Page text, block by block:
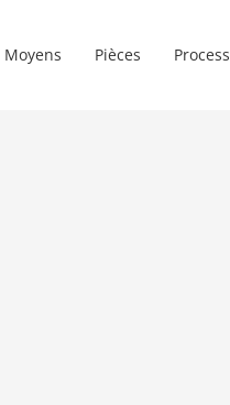
Moyens Pièces Process